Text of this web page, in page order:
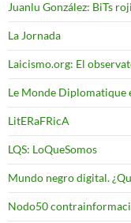
Juanlu González: BiTs
La Jornada
Laicismo.org: El
Le Monde Diplomatique
LitERaFRicA
LQS: LoQueSomos
Mundo negro digital.
Nodo50